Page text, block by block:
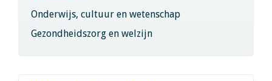
Onderwijs, cultuur en wetenschap
Gezondheidszorg en welzijn